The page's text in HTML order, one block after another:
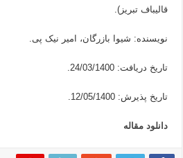
قالیباف تبریز).
نویسنده: شیوا بازرگان، امیر نیک پی.
تاریخ دریافت: 24/03/1400.
تاریخ پذیرش: 12/05/1400.
دانلود مقاله